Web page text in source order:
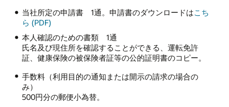
当社所定の申請書 1通。申請書のダウンロードはこち
ら (PDF)
本人確認のための書類 1通
氏名及び現住所を確認することができる、運転免許
証、健康保険の被保険者証等の公的証明書のコピー。
手数料（利用目的の通知または開示の請求の場合の
み）
500円分の郵便小為替。